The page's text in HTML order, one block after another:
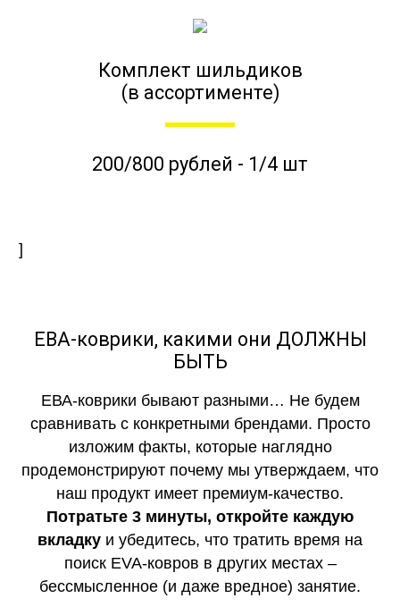
Комплект шильдиков
(в ассортименте)
200/800 рублей - 1/4 шт
]
ЕВА-коврики, какими они ДОЛЖНЫ
БЫТЬ
ЕВА-коврики бывают разными… Не будем
сравнивать с конкретными брендами. Просто
изложим факты, которые наглядно
продемонстрируют почему мы утверждаем, что
наш продукт имеет премиум-качество.
Потратьте 3 минуты, откройте каждую
вкладку и убедитесь, что тратить время на
поиск EVA-ковров в других местах –
бессмысленное (и даже вредное) занятие.